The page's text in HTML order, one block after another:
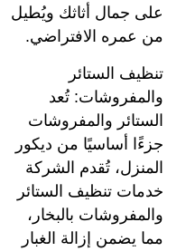
على جمال أثاثك ويُطيل
من عمره الافتراضي.
تنظيف الستائر
والمفروشات: تُعد
الستائر والمفروشات
جزءًا أساسيًا من ديكور
المنزل، تُقدم الشركة
خدمات تنظيف الستائر
والمفروشات بالبخار،
مما يضمن إزالة الغبار